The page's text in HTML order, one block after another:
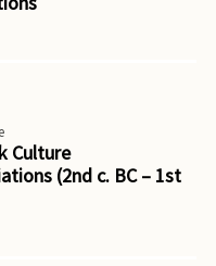
Culture
(2nd c. BC – 1st